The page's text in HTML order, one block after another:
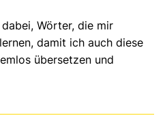
Wörter, die mir
damit ich auch diese
übersetzen und